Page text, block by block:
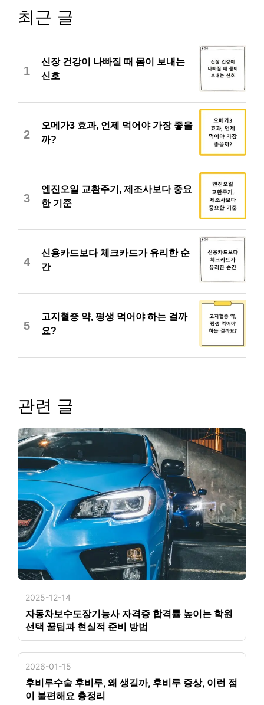
최근 글
1
신장 건강이 나빠질 때 몸이 보내는
신호
2
오메가3 효과, 언제 먹어야 가장 좋을
까?
3
엔진오일 교환주기, 제조사보다 중요
한 기준
4
신용카드보다 체크카드가 유리한 순
간
5
고지혈증 약, 평생 먹어야 하는 걸까
요?
관련 글
2025-12-14
자동차보수도장기능사 자격증 합격률 높이는 학원
선택 꿀팁과 현실적 준비 방법
2026-01-15
후비루수술 후비루, 왜 생길까, 후비루 증상, 이런 점
이 불편해요 총정리